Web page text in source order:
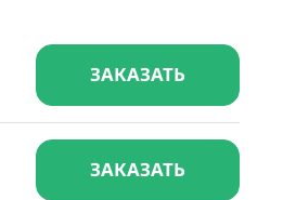
ЗАКАЗАТЬ
ЗАКАЗАТЬ